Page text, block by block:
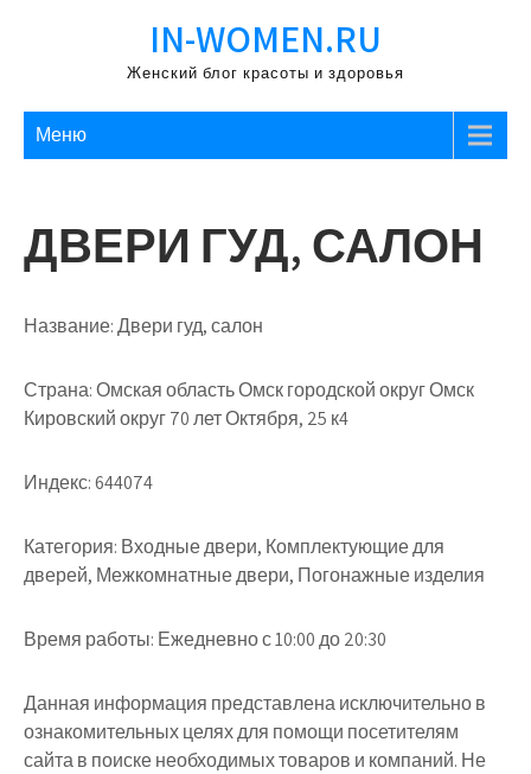
IN-WOMEN.RU
Женский блог красоты и здоровья
Меню
ДВЕРИ ГУД, САЛОН
Название:Двери гуд, салон
Страна:Омская область Омск городской округ Омск
Кировский округ 70 лет Октября, 25 к4
Индекс:644074
Категория: Входные двери, Комплектующие для
дверей, Межкомнатные двери, Погонажные изделия
Время работы: Ежедневно с 10:00 до 20:30
Данная информация представлена исключительно в
ознакомительных целях для помощи посетителям
сайта в поиске необходимых товаров и компаний. Не